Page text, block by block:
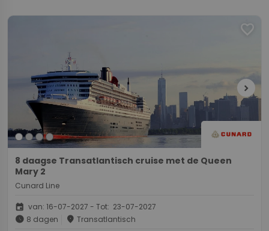
favorite
chevron_right
8 daagse Transatlantisch cruise met de Queen
Mary 2
Cunard Line
event van: 16-07-2027 - Tot: 23-07-2027
schedule 8 dagen place Transatlantisch